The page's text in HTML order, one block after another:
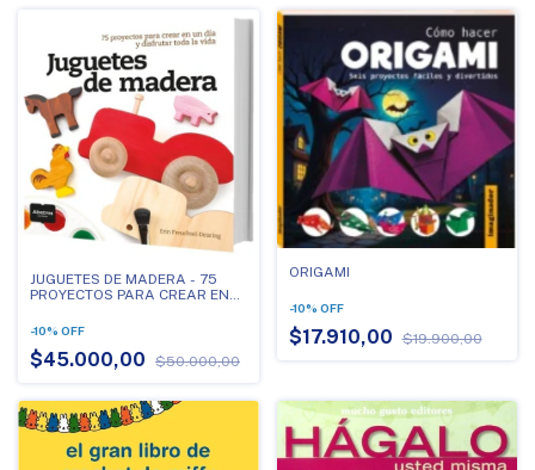
JUGUETES DE MADERA - 75
PROYECTOS PARA CREAR EN
VIDA
-10% OFF
$45.000,00 $50.000,00
ORIGAMI
-10% OFF
$17.910,00 $19.900,00